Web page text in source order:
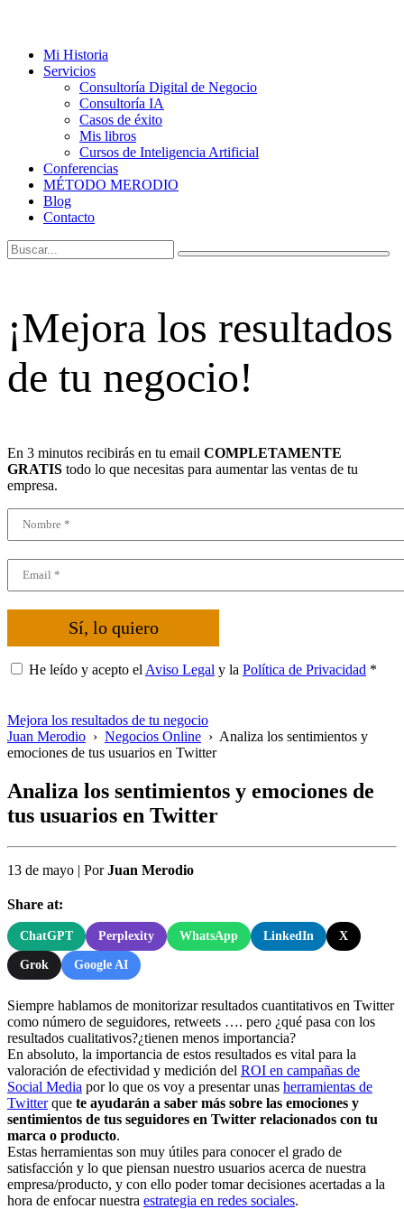
Mi Historia
Servicios
Consultoría Digital de Negocio
Consultoría IA
Casos de éxito
Mis libros
Cursos de Inteligencia Artificial
Conferencias
MÉTODO MERODIO
Blog
Contacto
¡Mejora los resultados
de tu negocio!
En 3 minutos recibirás en tu email COMPLETAMENTE
GRATIS todo lo que necesitas para aumentar las ventas de tu
empresa.
Sí, lo quiero
He leído y acepto el Aviso Legal y la Política de Privacidad *
Mejora los resultados de tu negocio
Juan Merodio › Negocios Online › Analiza los sentimientos y
emociones de tus usuarios en Twitter
Analiza los sentimientos y emociones de
tus usuarios en Twitter
13 de mayo | PorJuan Merodio
Share at:
ChatGPT Perplexity WhatsApp LinkedIn X
Grok Google AI
Siempre hablamos de monitorizar resultados cuantitativos en Twitter
como número de seguidores, retweets …. pero ¿qué pasa con los
resultados cualitativos?¿tienen menos importancia?
En absoluto, la importancia de estos resultados es vital para la
valoración de efectividad y medición del ROI en campañas de
Social Media por lo que os voy a presentar unas herramientas de
Twitterque te ayudarán a saber más sobre las emociones y
sentimientos de tus seguidores en Twitter relacionados con tu
marca o producto.
Estas herramientas son muy útiles para conocer el grado de
satisfacción y lo que piensan nuestro usuarios acerca de nuestra
empresa/producto, y con ello poder tomar decisiones acertadas a la
hora de enfocar nuestra estrategia en redes sociales.